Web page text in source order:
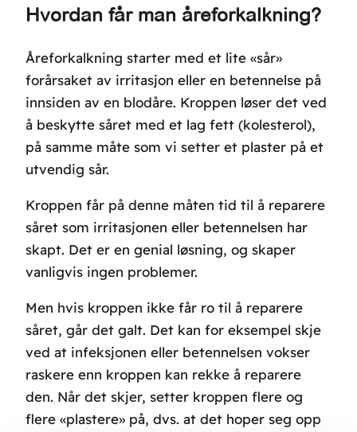
Hvordan får man åreforkalkning?
Åreforkalkning starter med et lite «sår»
forårsaket av irritasjon eller en betennelse på
innsiden av en blodåre. Kroppen løser det ved
å beskytte såret med et lag fett (kolesterol),
på samme måte som vi setter et plaster på et
utvendig sår.
Kroppen får på denne måten tid til å reparere
såret som irritasjonen eller betennelsen har
skapt. Det er en genial løsning, og skaper
vanligvis ingen problemer.
Men hvis kroppen ikke får ro til å reparere
såret, går det galt. Det kan for eksempel skje
ved at infeksjonen eller betennelsen vokser
raskere enn kroppen kan rekke å reparere
den. Når det skjer, setter kroppen flere og
flere «plastere» på, dvs. at det hoper seg opp